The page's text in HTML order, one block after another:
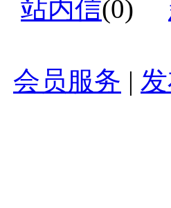
站内信(0)
会员服务 |